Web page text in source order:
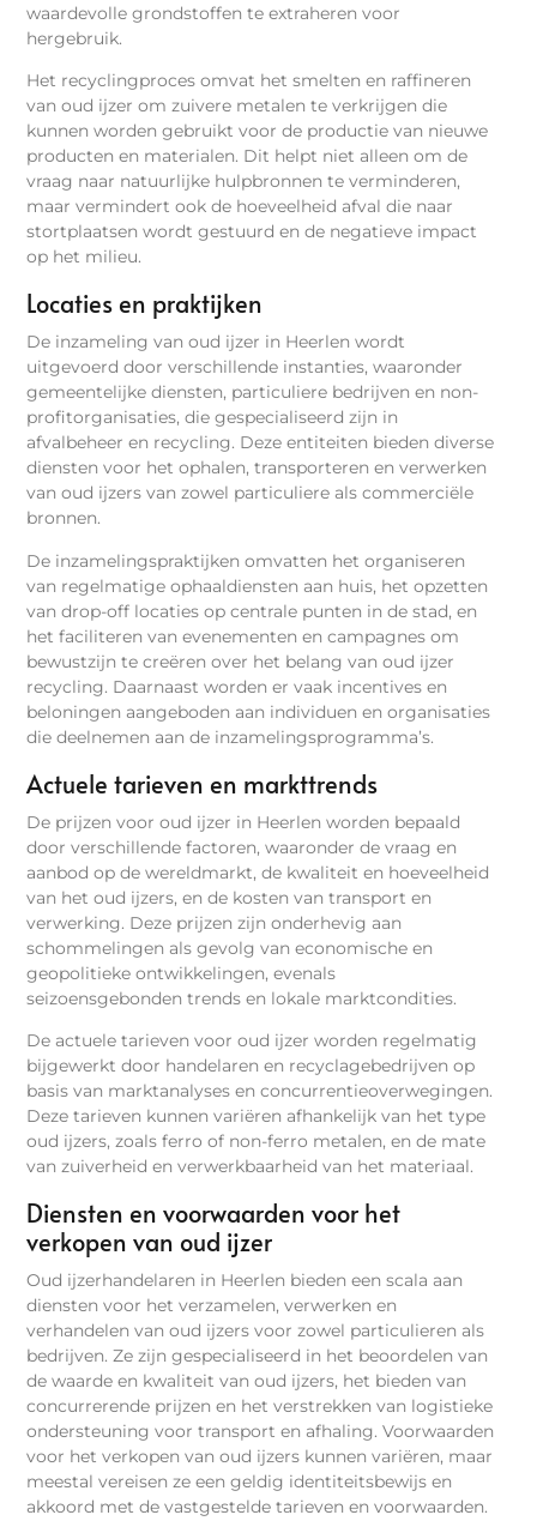
waardevolle grondstoffen te extraheren voor
hergebruik.
Het recyclingproces omvat het smelten en raffineren
van oud ijzer om zuivere metalen te verkrijgen die
kunnen worden gebruikt voor de productie van nieuwe
producten en materialen. Dit helpt niet alleen om de
vraag naar natuurlijke hulpbronnen te verminderen,
maar vermindert ook de hoeveelheid afval die naar
stortplaatsen wordt gestuurd en de negatieve impact
op het milieu.
Locaties en praktijken
De inzameling van oud ijzer in Heerlen wordt
uitgevoerd door verschillende instanties, waaronder
gemeentelijke diensten, particuliere bedrijven en non-
profitorganisaties, die gespecialiseerd zijn in
afvalbeheer en recycling. Deze entiteiten bieden diverse
diensten voor het ophalen, transporteren en verwerken
van oud ijzers van zowel particuliere als commerciële
bronnen.
De inzamelingspraktijken omvatten het organiseren
van regelmatige ophaaldiensten aan huis, het opzetten
van drop-off locaties op centrale punten in de stad, en
het faciliteren van evenementen en campagnes om
bewustzijn te creëren over het belang van oud ijzer
recycling. Daarnaast worden er vaak incentives en
beloningen aangeboden aan individuen en organisaties
die deelnemen aan de inzamelingsprogramma’s.
Actuele tarieven en markttrends
De prijzen voor oud ijzer in Heerlen worden bepaald
door verschillende factoren, waaronder de vraag en
aanbod op de wereldmarkt, de kwaliteit en hoeveelheid
van het oud ijzers, en de kosten van transport en
verwerking. Deze prijzen zijn onderhevig aan
schommelingen als gevolg van economische en
geopolitieke ontwikkelingen, evenals
seizoensgebonden trends en lokale marktcondities.
De actuele tarieven voor oud ijzer worden regelmatig
bijgewerkt door handelaren en recyclagebedrijven op
basis van marktanalyses en concurrentieoverwegingen.
Deze tarieven kunnen variëren afhankelijk van het type
oud ijzers, zoals ferro of non-ferro metalen, en de mate
van zuiverheid en verwerkbaarheid van het materiaal.
Diensten en voorwaarden voor het
verkopen van oud ijzer
Oud ijzerhandelaren in Heerlen bieden een scala aan
diensten voor het verzamelen, verwerken en
verhandelen van oud ijzers voor zowel particulieren als
bedrijven. Ze zijn gespecialiseerd in het beoordelen van
de waarde en kwaliteit van oud ijzers, het bieden van
concurrerende prijzen en het verstrekken van logistieke
ondersteuning voor transport en afhaling. Voorwaarden
voor het verkopen van oud ijzers kunnen variëren, maar
meestal vereisen ze een geldig identiteitsbewijs en
akkoord met de vastgestelde tarieven en voorwaarden.